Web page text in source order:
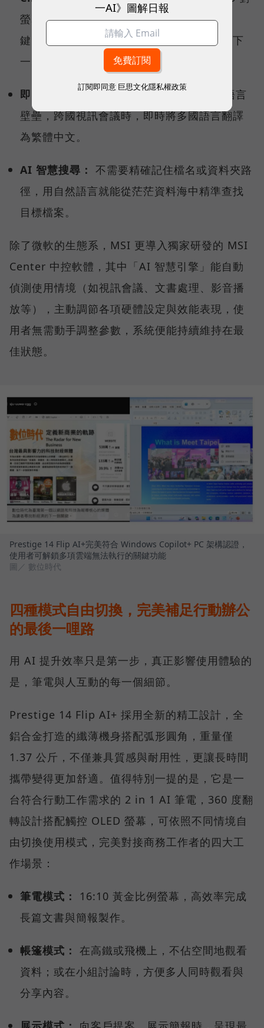
螢幕內容的即時理解，使用者只要按下快捷
鍵，就能讓系統智慧偵測、分析，預測你的下
一步行動，快速啟動後續工作流程。
即時字幕翻譯（Live Captions）：
打破語言
壁壘，跨國視訊會議時，即時將多國語言翻譯
為繁體中文。
AI 智慧搜尋： 不需要精確記住檔名或資料夾路
徑，用自然語言就能從茫茫資料海中精準查找
目標檔案。
除了微軟的生態系，MSI 更導入獨家研發的 MSI
Center 中控軟體，其中「AI 智慧引擎」能自動
偵測使用情境（如視訊會議、文書處理、影音播
放等），主動調節各項硬體設定與效能表現，使
用者無需動手調整參數，系統便能持續維持在最
佳狀態。
Prestige 14 Flip AI+完美符合 Windows Copilot+ PC 架構認證，
使用者可解鎖多項雲端無法執行的關鍵功能
圖／ 數位時代
四種模式自由切換，完美補足行動辦公
的最後一哩路
用 AI 提升效率只是第一步，真正影響使用體驗的
是，筆電與人互動的每一個細節。
Prestige 14 Flip AI+ 採用全新的精工設計，全
鋁合金打造的纖薄機身搭配弧形圓角，重量僅
1.37 公斤，不僅兼具質感與耐用性，更讓長時間
攜帶變得更加舒適。值得特別一提的是，它是一
台符合行動工作需求的 2 in 1 AI 筆電，360 度翻
轉設計搭配觸控 OLED 螢幕，可依照不同情境自
由切換使用模式，完美對接商務工作者的四大工
作場景：
筆電模式：
16:10 黃金比例螢幕，高效率完成
長篇文書與簡報製作。
帳篷模式： 在高鐵或飛機上，不佔空間地觀看
資料；或在小組討論時，方便多人同時觀看與
分享內容。
一AI》圖解日報
訂閱即同意 巨思文化隱私權政策